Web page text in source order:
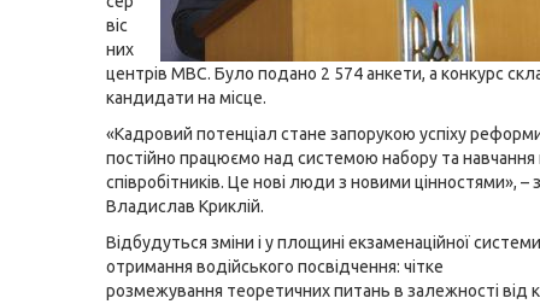
віс
них
центрів МВС. Було подано 2 574 анкети, а конкурс
кандидати на місце.
«Кадровий потенціал стане запорукою успіху
постійно працюємо над системою набору та навчання
співробітників. Це нові люди з новими цінностями», –
Владислав Криклій.
Відбудуться зміни і у площині екзаменаційної
отримання водійського посвідчення: чітке
розмежування теоретичних питань в залежності від